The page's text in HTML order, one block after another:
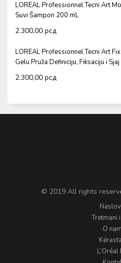
LOREAL Professionnel Tecni Art
Suvi Šampon 200 mL
2.300,00 рсд
LOREAL Professionnel Tecni Art
Gelu Pruža Definiciju, Fiksaciju i
2.300,00 рсд
© 2019 All rights
Tretmani
O
L’Oréal